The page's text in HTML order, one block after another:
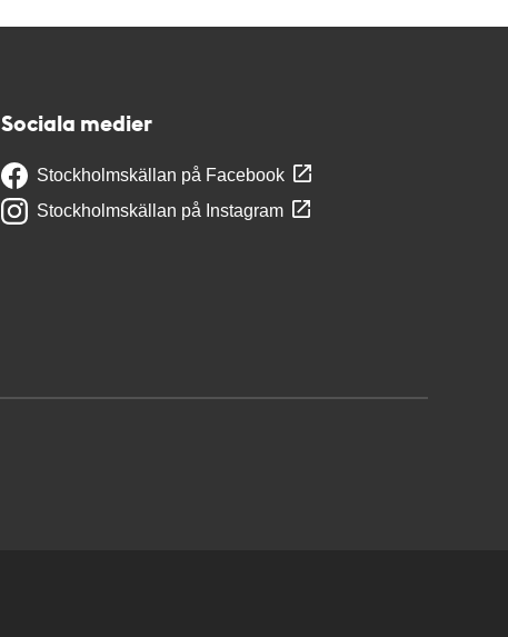
Sociala medier
Stockholmskällan på Facebook
Stockholmskällan på Instagram